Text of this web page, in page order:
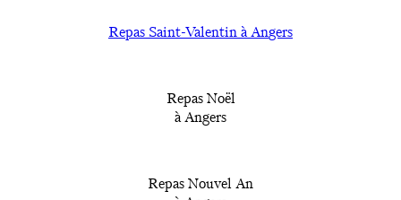
Repas Saint-Valentin à Angers
Repas Noël
à Angers
Repas Nouvel An